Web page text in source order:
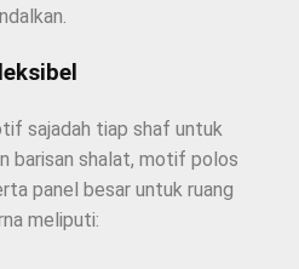
sajadah tiap shaf untuk
barisan shalat, motif polos
panel besar untuk ruang
meliputi: